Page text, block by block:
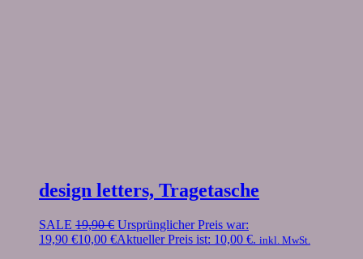
design letters, Tragetasche
SALE 19,90€ Ursprünglicher Preis war:
19,90 €10,00 €Aktueller Preis ist: 10,00 €. inkl. MwSt.